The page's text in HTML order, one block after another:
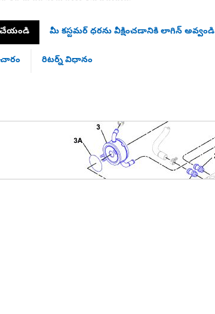
చేయండి మీ కస్టమర్ ధరను వీక్షించడానికి లాగిన్ అవ్వండి
రిటర్న్ విధానం